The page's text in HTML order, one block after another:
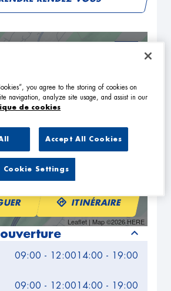
09:00 - 12:00 14:00 - 19:00
09:00 - 12:00 14:00 - 19:00
Leaflet | Map ©2026HERE
ITINÉRAIRE
you agree to the storing of cookies on
navigation, analyze site usage, and assist in our
de cookies
Accept All Cookies
Cookie Settings